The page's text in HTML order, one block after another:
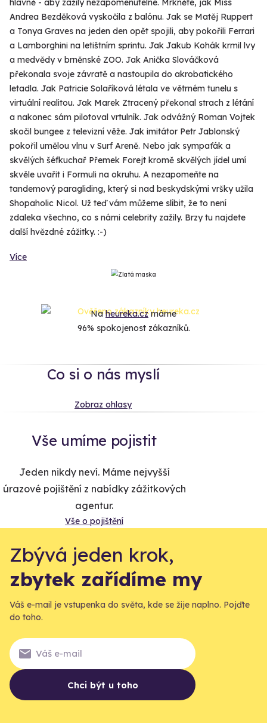
hlavně - aby zažily nezapomenutelné. Mrkněte, jak Miss
Andrea Bezděková vyskočila z balónu. Jak se Matěj Ruppert
a Tonya Graves na jeden den opět spojili, aby pokořili Ferrari
a Lamborghini na letištním sprintu. Jak Jakub Kohák krmil lvy
a medvědy v brněnské ZOO. Jak Anička Slováčková
překonala svoje závratě a nastoupila do akrobatického
letadla. Jak Patricie Solaříková létala ve větrném tunelu s
virtuální realitou. Jak Marek Ztracený překonal strach z létání
a nakonec sám pilotoval vrtulník. Jak odvážný Roman Vojtek
skočil bungee z televizní věže. Jak imitátor Petr Jablonský
pokořil umělou vlnu v Surf Areně. Nebo jak sympaťák a
skvělých šéfkuchař Přemek Forejt kromě skvělých jídel umí
skvěle uvařit i Formuli na okruhu. A nezapomeňte na
tandemový paragliding, který si nad beskydskými vršky užila
Shopaholic Nicol. Už teď vám můžeme slíbit, že to není
zdaleka všechno, co s námi celebrity zažily. Brzy tu najdete
další hvězdné zážitky. :-)
Více
Naheureka.czmáme
96% spokojenost zákazníků.
Co si o nás myslí
Zobraz ohlasy
Vše umíme pojistit
Jeden nikdy neví. Máme nejvyšší
úrazové pojištění z nabídky zážitkových
agentur.
Vše o pojištění
Zbývá jeden krok,
zbytek zařídíme my
Váš e-mail je vstupenka do světa, kde se žije naplno. Pojďte
do toho.
Chci být u toho